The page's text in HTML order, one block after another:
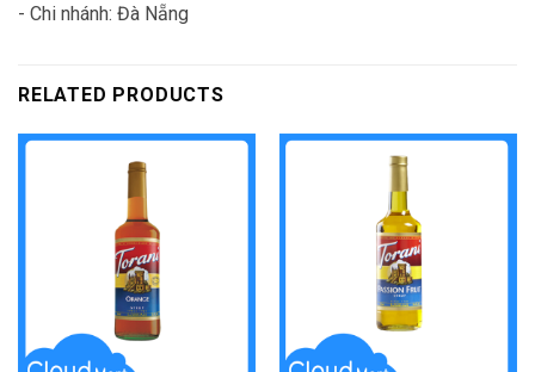
- Chi nhánh: Đà Nẵng
RELATED PRODUCTS